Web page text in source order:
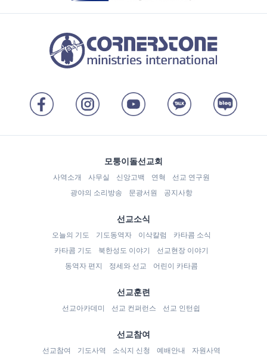
모퉁이돌선교회
사역소개 사무실 신앙고백 연혁
선교 연구원
광야의 소리방송
문광서원 공지사항
선교소식
오늘의 기도 기도동역자 이삭칼럼
카타콤 소식
카타콤 기도
북한성도 이야기
선교현장 이야기
동역자 편지
정세와 선교 어린이 카타콤
선교훈련
선교아카데미 선교 컨퍼런스 선교 인턴쉽
선교참여
선교참여 기도사역 소식지 신청 예배안내
자원사역